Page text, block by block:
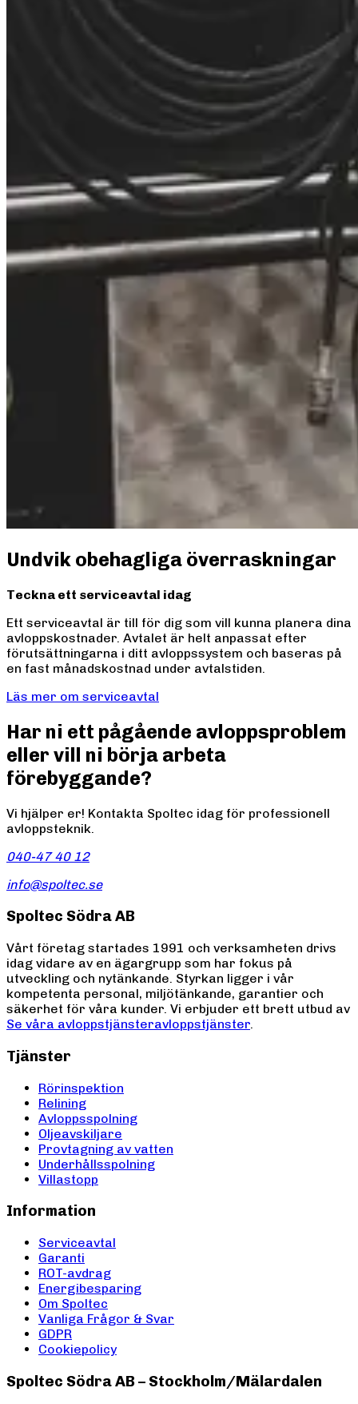
Undvik obehagliga överraskningar
Teckna ett serviceavtal idag
Ett serviceavtal är till för dig som vill kunna planera dina
avloppskostnader. Avtalet är helt anpassat efter
förutsättningarna i ditt avloppssystem och baseras på
en fast månadskostnad under avtalstiden.
Läs mer om serviceavtal
Har ni ett pågående avloppsproblem
eller vill ni börja arbeta
förebyggande?
Vi hjälper er! Kontakta Spoltec idag för professionell
avloppsteknik.
040-47 40 12
info@spoltec.se
Spoltec Södra AB
Vårt företag startades 1991 och verksamheten drivs
idag vidare av en ägargrupp som har fokus på
utveckling och nytänkande. Styrkan ligger i vår
kompetenta personal, miljötänkande, garantier och
säkerhet för våra kunder. Vi erbjuder ett brett utbud av
Se våra avloppstjänsteravloppstjänster.
Tjänster
Rörinspektion
Relining
Avloppsspolning
Oljeavskiljare
Provtagning av vatten
Underhållsspolning
Villastopp
Information
Serviceavtal
Garanti
ROT-avdrag
Energibesparing
Om Spoltec
Vanliga Frågor & Svar
GDPR
Cookiepolicy
Spoltec Södra AB – Stockholm/Mälardalen